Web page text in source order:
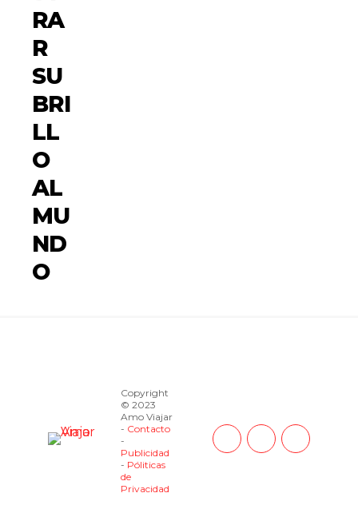
RA
R
SU
BRI
LL
O
AL
MU
ND
O
Copyright
© 2023
Amo Viajar
- Contacto
-
Publicidad
- Póliticas
de
Privacidad